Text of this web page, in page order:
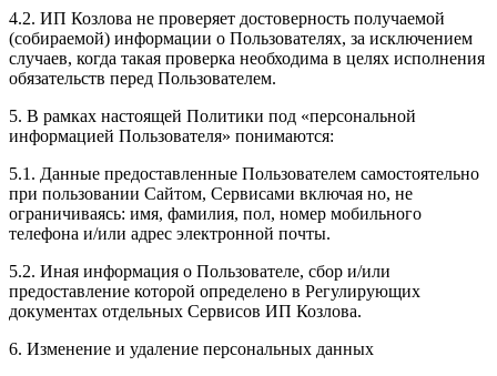
4.2. ИП Козлова не проверяет достоверность получаемой
(собираемой) информации о Пользователях, за исключением
случаев, когда такая проверка необходима в целях исполнения
обязательств перед Пользователем.
5. В рамках настоящей Политики под «персональной
информацией Пользователя» понимаются:
5.1. Данные предоставленные Пользователем самостоятельно
при пользовании Сайтом, Сервисами включая но, не
ограничиваясь: имя, фамилия, пол, номер мобильного
телефона и/или адрес электронной почты.
5.2. Иная информация о Пользователе, сбор и/или
предоставление которой определено в Регулирующих
документах отдельных Сервисов ИП Козлова.
6. Изменение и удаление персональных данных